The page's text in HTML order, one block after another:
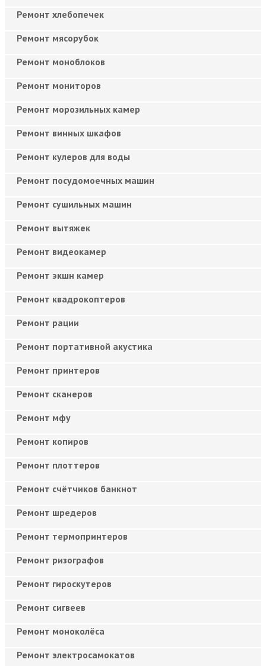
Ремонт хлебопечек
Ремонт мясорубок
Ремонт моноблоков
Ремонт мониторов
Ремонт морозильных камер
Ремонт винных шкафов
Ремонт кулеров для воды
Ремонт посудомоечных машин
Ремонт сушильных машин
Ремонт вытяжек
Ремонт видеокамер
Ремонт экшн камер
Ремонт квадрокоптеров
Ремонт рации
Ремонт портативной акустика
Ремонт принтеров
Ремонт сканеров
Ремонт мфу
Ремонт копиров
Ремонт плоттеров
Ремонт счётчиков банкнот
Ремонт шредеров
Ремонт термопринтеров
Ремонт ризографов
Ремонт гироскутеров
Ремонт сигвеев
Ремонт моноколёса
Ремонт электросамокатов